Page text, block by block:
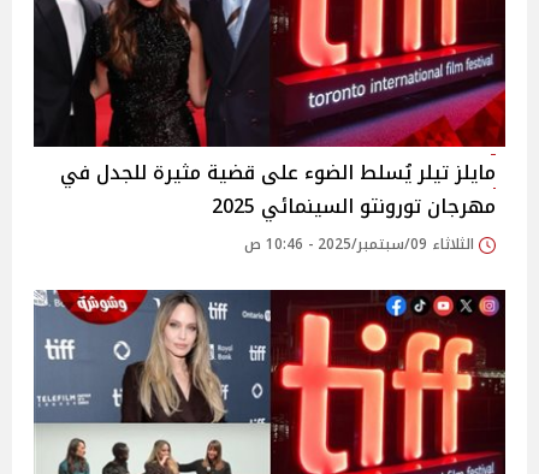
مايلز تيلر يُسلط الضوء على قضية مثيرة للجدل في
مهرجان تورونتو السينمائي 2025
الثلاثاء 09/سبتمبر/2025 - 10:46 ص